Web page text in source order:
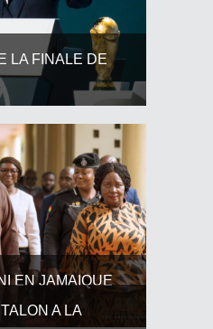
LA FINALE DE
EN JAMAIQUE
A LA